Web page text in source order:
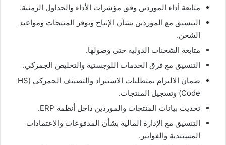
متابعة أداء الموردين وفق مؤشرات الأداء والجداول الزمنية.
التنسيق مع الموردين بشأن الإنتاج وتوفر المنتجات ومواعيد
الشحن.
متابعة الشحنات الدولية حتى وصولها.
التنسيق مع فرق الخدمات اللوجستية والتخليص الجمركي.
ضمان الالتزام بمتطلبات الاستيراد والتصنيف الجمركي (HS
Code) وتسجيل المنتجات.
تحديث بيانات المنتجات والموردين داخل أنظمة ERP.
التنسيق مع الإدارة المالية بشأن المدفوعات والاعتمادات
المستندية والفواتير.